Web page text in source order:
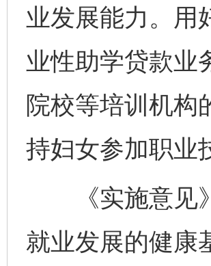
业发展能力。用
业性助学贷款业
院校等培训机构
持妇女参加职业
《实施意见》
就业发展的健康